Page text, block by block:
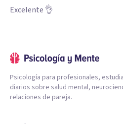
Excelente 👌
Psicología para profesionales,
diarios sobre salud mental,
relaciones de pareja.